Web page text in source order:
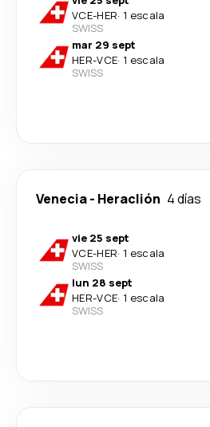
VCE-HER· 1 escala
SWISS
mar 29 sept
HER-VCE· 1 escala
SWISS
Venecia- Heraclión 4 días
vie 25 sept
VCE-HER· 1 escala
SWISS
lun 28 sept
HER-VCE· 1 escala
SWISS